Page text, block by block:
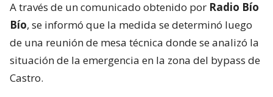
A través de un comunicado obtenido por Radio Bío
Bío, se informó que la medida se determinó luego
de una reunión de mesa técnica donde se analizó la
situación de la emergencia en la zona del bypass de
Castro.